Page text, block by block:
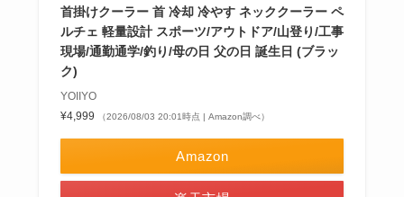
首掛けクーラー 首 冷却 冷やす ネッククーラー ペ
ルチェ 軽量設計 スポーツ/アウトドア/山登り/工事
現場/通勤通学/釣り/母の日 父の日 誕生日 (ブラッ
ク)
YOIIYO
¥4,999
（2026/08/03 20:01時点 | Amazon調べ）
Amazon